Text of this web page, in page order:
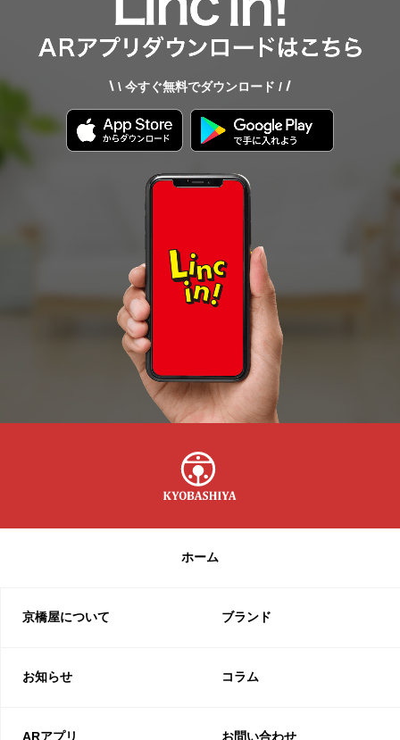
\ 今すぐ無料でダウンロード /
ホーム
京橋屋について ブランド
お知らせ コラム
ARアプリ お問い合わせ